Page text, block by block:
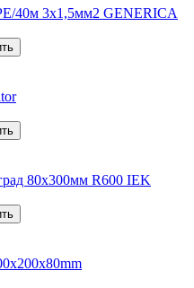
40м 3х1,5мм2 GENERICA
80х300мм R600 IEK